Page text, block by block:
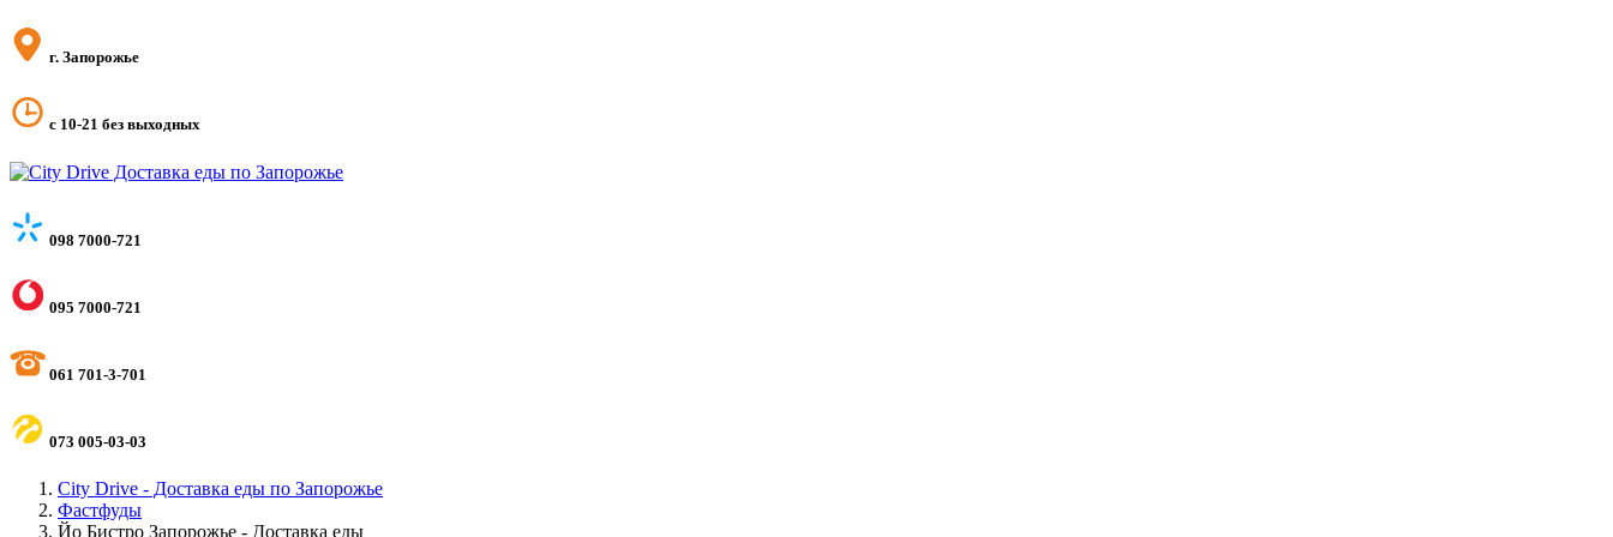
г. Запорожье
с 10-21 без выходных
098 7000-721
095 7000-721
061 701-3-701
073 005-03-03
City Drive - Доставка еды по Запорожье
Фастфуды
Йо Бистро Запорожье - Доставка еды